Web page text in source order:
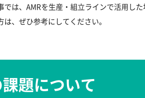
は、AMRを生産・組立ラインで活用し
、ぜひ参考にしてください。
題について